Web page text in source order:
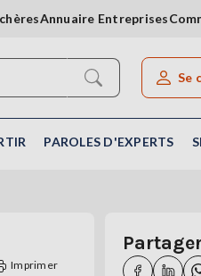
Annuaire Entreprises
Rechercher un
Se
PAROLES D'EXPERTS
Imprimer